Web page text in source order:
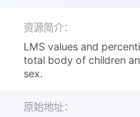
资源简介：
LMS values and
total body of children
sex.
原始地址：